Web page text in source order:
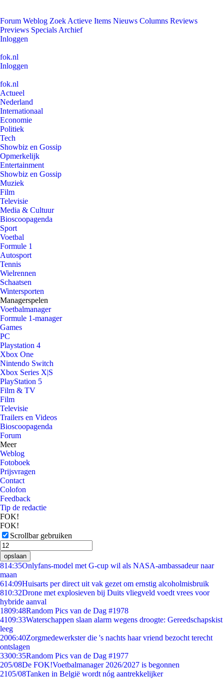
Forum Weblog Zoek Actieve Items Nieuws Columns Reviews
Previews Specials Archief
Inloggen
fok.nl
Inloggen
fok.nl
Actueel
Nederland
Internationaal
Economie
Politiek
Tech
Showbiz en Gossip
Opmerkelijk
Entertainment
Showbiz en Gossip
Muziek
Film
Televisie
Media & Cultuur
Bioscoopagenda
Sport
Voetbal
Formule 1
Autosport
Tennis
Wielrennen
Schaatsen
Wintersporten
Managerspelen
Voetbalmanager
Formule 1-manager
Games
PC
Playstation 4
Xbox One
Nintendo Switch
Xbox Series X|S
PlayStation 5
Film & TV
Film
Televisie
Trailers en Videos
Bioscoopagenda
Forum
Meer
Weblog
Fotoboek
Prijsvragen
Contact
Colofon
Feedback
Tip de redactie
FOK!
FOK!
Scrollbar gebruiken
opslaan
814:35Onlyfans-model met G-cup wil als NASA-ambassadeur naar
maan
614:09Huisarts per direct uit vak gezet om ernstig alcoholmisbruik
810:32Drone met explosieven bij Duits vliegveld voedt vrees voor
hybride aanval
1809:48Random Pics van de Dag #1978
4109:33Waterschappen slaan alarm wegens droogte: Gereedschapskist
leeg
2006:40Zorgmedewerkster die 's nachts haar vriend bezocht terecht
ontslagen
3300:35Random Pics van de Dag #1977
205/08De FOK!Voetbalmanager 2026/2027 is begonnen
2105/08Tanken in België wordt nóg aantrekkelijker